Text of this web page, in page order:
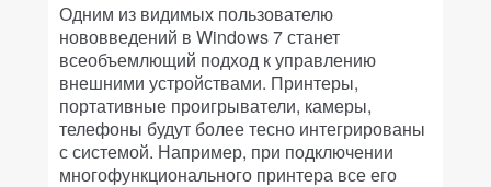
Одним из видимых пользователю
нововведений в Windows 7 станет
всеобъемлющий подход к управлению
внешними устройствами. Принтеры,
портативные проигрыватели, камеры,
телефоны будут более тесно интегрированы
с системой. Например, при подключении
многофункционального принтера все его